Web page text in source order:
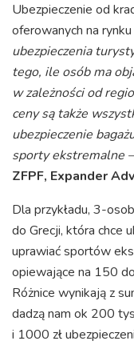
Ubezpieczenie od
oferowanych na
ubezpieczenia
tego, ile osób ma
w zależności od
ceny są także
ubezpieczenie
sporty ekstremalne –
ZFPF, Expander
Dla przykładu, 3-
do Grecji, która chce
uprawiać sportów
opiewające na 150
Różnice wynikają z
dadzą nam ok 200
i 1000 zł